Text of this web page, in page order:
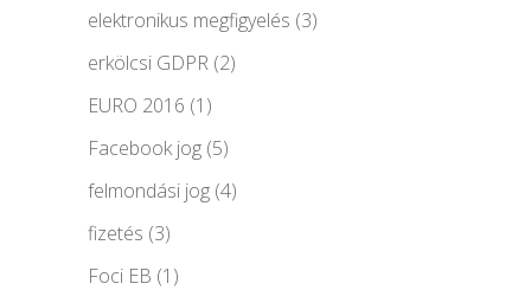
elektronikus megfigyelés (3)
erkölcsi GDPR (2)
EURO 2016 (1)
Facebook jog (5)
felmondási jog (4)
fizetés (3)
Foci EB (1)